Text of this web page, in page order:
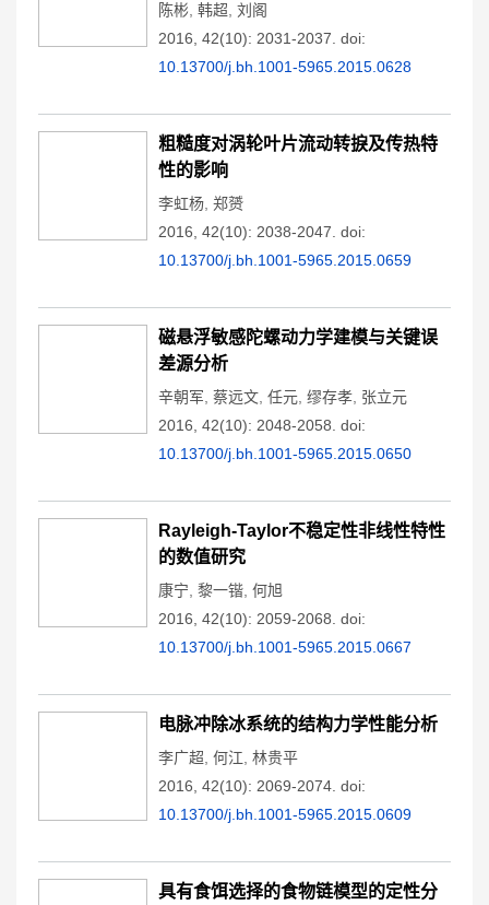
陈彬 韩超 刘阁
2016, 42(10): 2031-2037. doi:
10.13700/j.bh.1001-5965.2015.0628
粗糙度对涡轮叶片流动转捩及传热特
性的影响
李虹杨 郑赟
2016, 42(10): 2038-2047. doi:
10.13700/j.bh.1001-5965.2015.0659
磁悬浮敏感陀螺动力学建模与关键误
差源分析
辛朝军 蔡远文 任元 缪存孝 张立元
2016, 42(10): 2048-2058. doi:
10.13700/j.bh.1001-5965.2015.0650
Rayleigh-Taylor不稳定性非线性特性
的数值研究
康宁 黎一锴 何旭
2016, 42(10): 2059-2068. doi:
10.13700/j.bh.1001-5965.2015.0667
电脉冲除冰系统的结构力学性能分析
李广超 何江 林贵平
2016, 42(10): 2069-2074. doi:
10.13700/j.bh.1001-5965.2015.0609
具有食饵选择的食物链模型的定性分